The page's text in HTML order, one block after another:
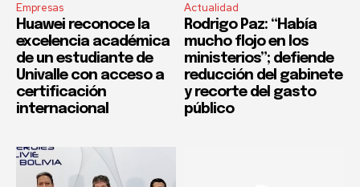
Empresas
Huawei reconoce la
excelencia académica
de un estudiante de
Univalle con acceso a
certificación
internacional
Actualidad
Rodrigo Paz: “Había
mucho flojo en los
ministerios”; defiende
reducción del gabinete
y recorte del gasto
público